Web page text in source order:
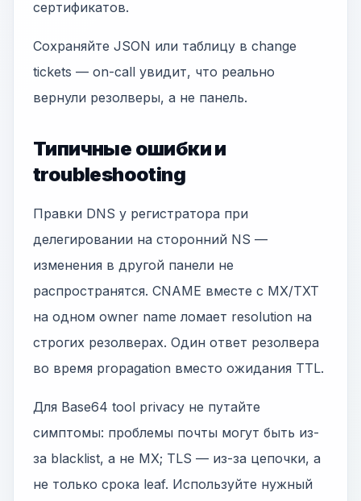
сертификатов.
Сохраняйте JSON или таблицу в change
tickets — on-call увидит, что реально
вернули резолверы, а не панель.
Типичные ошибки и
troubleshooting
Правки DNS у регистратора при
делегировании на сторонний NS —
изменения в другой панели не
распространятся. CNAME вместе с MX/TXT
на одном owner name ломает resolution на
строгих резолверах. Один ответ резолвера
во время propagation вместо ожидания TTL.
Для Base64 tool privacy не путайте
симптомы: проблемы почты могут быть из-
за blacklist, а не MX; TLS — из-за цепочки, а
не только срока leaf. Используйте нужный